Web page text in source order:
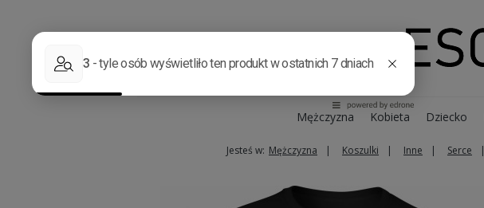
Mężczyzna Kobieta Dziecko
Jesteś w: Mężczyzna Koszulki Inne Serce